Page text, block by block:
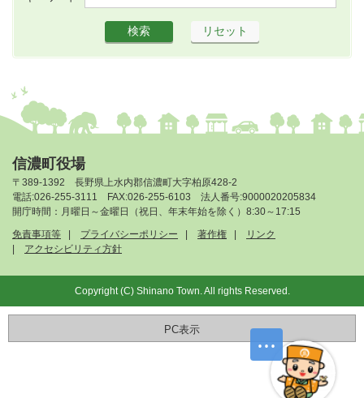
信濃町役場
〒389-1392 長野県上水内郡信濃町大字柏原428-2
電話:026-255-3111 FAX:026-255-6103 法人番号:9000020205834
開庁時間：月曜日～金曜日（祝日、年末年始を除く）8:30～17:15
免責事項等
プライバシーポリシー 著作権
リンク
アクセシビリティ方針
Copyright (C) Shinano Town. All rights Reserved.
PC表示